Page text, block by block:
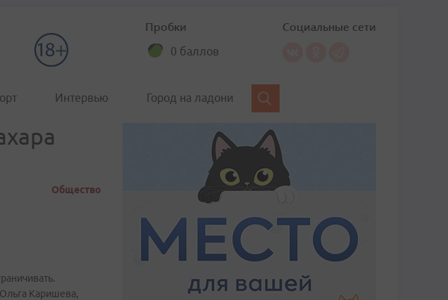
Пробки
0 баллов
Социальные сети
Интервью Город на ладони
Общество
Каришева,